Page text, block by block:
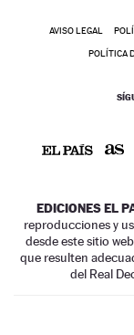
AVISO LEGAL
POLÍTICA
EDICIONES EL
reproducciones y
desde este sitio
que resulten
del Real